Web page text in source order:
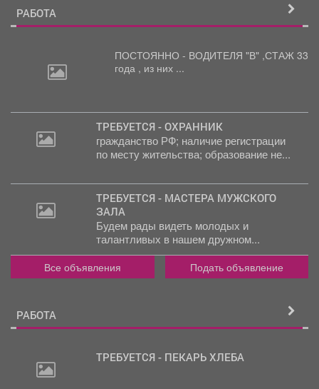
РАБОТА
ПОСТОЯННО - ВОДИТЕЛЯ "В" ,СТАЖ 33
года , из них ...
ТРЕБУЕТСЯ - ОХРАННИК
гражданство РФ; наличие регистрации
по месту жительства; образование не...
ТРЕБУЕТСЯ - МАСТЕРА МУЖСКОГО
ЗАЛА
Будем рады видеть молодых и
талантливых в нашем дружном...
Все объявления Подать объявление
РАБОТА
ТРЕБУЕТСЯ - ПЕКАРЬ ХЛЕБА